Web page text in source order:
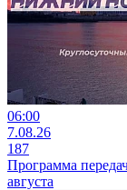
06:00
7.08.26
187
Программа
августа